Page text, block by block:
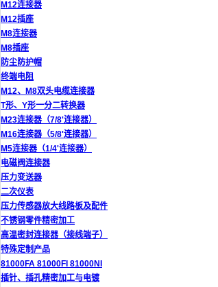
M12连接器
M12插座
M8连接器
M8插座
防尘防护帽
终端电阻
M12、M8双头电缆连接器
T形、Y形一分二转换器
M23连接器（7/8'连接器）
M16连接器（5/8'连接器）
M5连接器（1/4'连接器）
电磁阀连接器
压力变送器
二次仪表
压力传感器放大线路板及配件
不锈钢零件精密加工
高温密封连接器（接线端子）
特殊定制产品
81000FA 81000FI 81000NI
插针、插孔精密加工与电镀